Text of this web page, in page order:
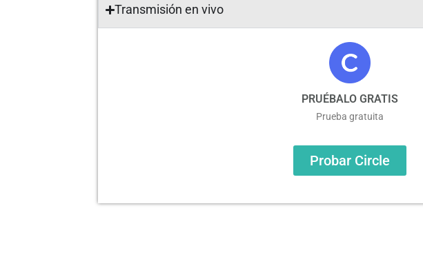
Transmisión en vivo
PRUÉBALO GRATIS
Prueba gratuita
Probar Circle